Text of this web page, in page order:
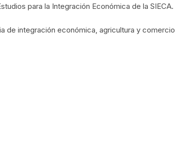
para la Integración Económica de la SIECA.
de integración económica, agricultura y comercio